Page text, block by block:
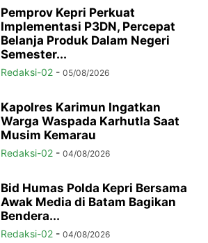
Pemprov Kepri Perkuat
Implementasi P3DN, Percepat
Belanja Produk Dalam Negeri
Semester...
Redaksi-02 - 05/08/2026
Kapolres Karimun Ingatkan
Warga Waspada Karhutla Saat
Musim Kemarau
Redaksi-02 - 04/08/2026
Bid Humas Polda Kepri Bersama
Awak Media di Batam Bagikan
Bendera...
Redaksi-02 - 04/08/2026